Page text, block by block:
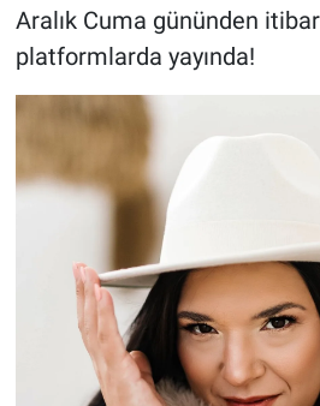
Aralık Cuma gününden
platformlarda yayında!